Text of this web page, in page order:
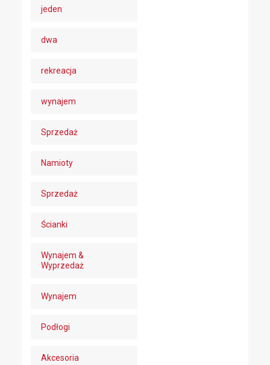
jeden
dwa
rekreacja
wynajem
Sprzedaż
Namioty
Sprzedaż
Ścianki
Wynajem &
Wyprzedaż
Wynajem
Podłogi
Akcesoria